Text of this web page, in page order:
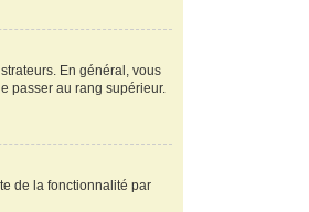
En général, vous
passer au rang supérieur.
de la fonctionnalité par